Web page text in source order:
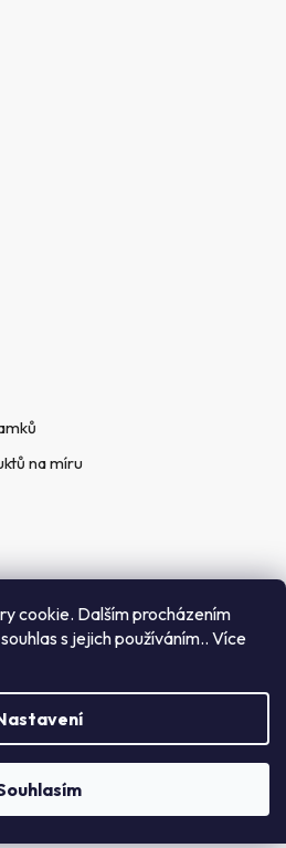
cookie. Dalším procházením
s jejich používáním.. Více
na míru